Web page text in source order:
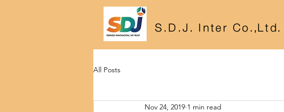
S.D.J. Inter Co.,Ltd.
All Posts
Nov 24, 2019 1 min read